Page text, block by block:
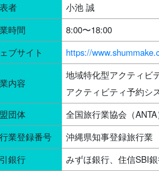
者
小池 誠
時間
8:00〜18:00
ブサイト
https://
内容
地域特化型アクティビ
アクティビティ予約シ
団体
全国旅行業協会（ANTA
業登録番号
沖縄県知事登録旅行
銀行
みずほ銀行、住信SBI